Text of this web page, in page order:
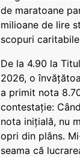
de maratoane
milioane de lire
scopuri caritabile
De la 4.90 la
2026, o
a primit nota
contestație:
nota inițială, nu
opri din plâns.
seama că